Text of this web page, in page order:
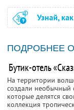
Узнай,
ПОДРОБНЕЕ
Бутик-отель
На территории
создали необычный
которые делятся
коллекция